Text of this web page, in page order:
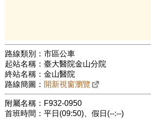
路線類別：市區公車
起站名稱：臺大醫院金山分院
終站名稱：金山醫院
路線簡圖： 開新視窗瀏覽
附屬名稱：F932-0950
首班時間：平日(09:50)、假日(--:--)